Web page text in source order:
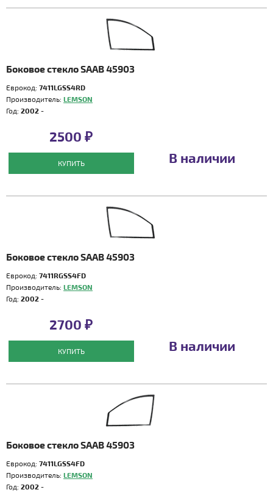
Боковое стекло SAAB 45903
Еврокод: 7411LGSS4RD
Производитель: LEMSON
Год: 2002 -
2500 ₽
КУПИТЬ В наличии
Боковое стекло SAAB 45903
Еврокод: 7411RGSS4FD
Производитель: LEMSON
Год: 2002 -
2700 ₽
КУПИТЬ В наличии
Боковое стекло SAAB 45903
Еврокод: 7411LGSS4FD
Производитель: LEMSON
Год: 2002 -